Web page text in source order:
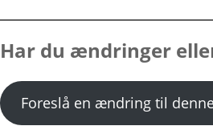
Har du ændringer
Foreslå en ændring til